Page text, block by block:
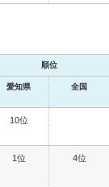
順位
愛知県 全国
10位
1位 4位